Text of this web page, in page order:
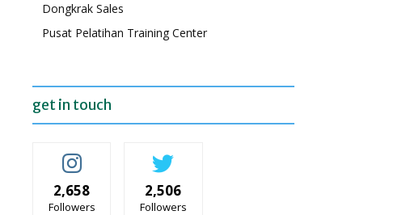
Dongkrak Sales
Pusat Pelatihan Training Center
get in touch
2,658
Followers
2,506
Followers